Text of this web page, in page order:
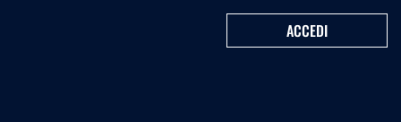
ACCEDI